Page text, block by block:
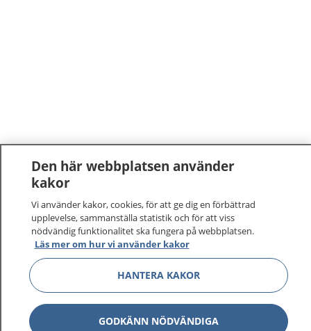
1177 –tryggt om din hälsa och vård
På 1177.se får du råd om hälsa och information om
sjukdomar och vilka mottagningar du kan kontakta.
Logga in för att läsa din journal och göra dina
vårdärenden. Ring telefonnummer 1177 för
sjukvårdsrådgivning dygnet runt.
1177 ger dig råd när du vill må bättre.
Den här webbplatsen använder
kakor
Vi använder kakor, cookies, för att ge dig en förbättrad
upplevelse, sammanställa statistik och för att viss
nödvändig funktionalitet ska fungera på webbplatsen.
Läs mer om hur vi använder kakor
HANTERA KAKOR
GODKÄNN NÖDVÄNDIGA